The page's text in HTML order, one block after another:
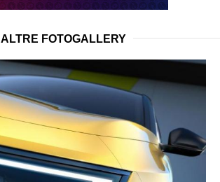
ALTRE FOTOGALLERY